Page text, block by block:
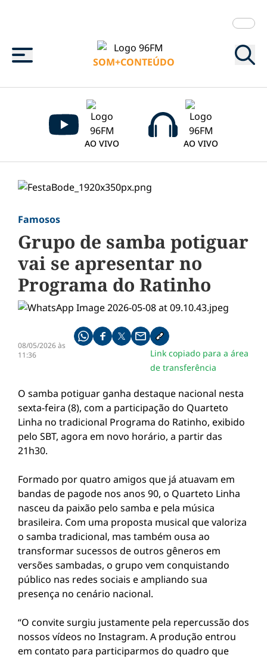
Menu
SOM+CONTEÚDO
AO VIVO AO VIVO
Famosos
Grupo de samba potiguar
vai se apresentar no
Programa do Ratinho
08/05/2026 às
11:36
Compartilhe pelo whatsapp
Compartilhar no facebook
Compartilhar no twitter
Compartilhe pelo email
Copiar link da notícia
Link copiado para a área
de transferência
O samba potiguar ganha destaque nacional nesta
sexta-feira (8), com a participação do Quarteto
Linha no tradicional Programa do Ratinho, exibido
pelo SBT, agora em novo horário, a partir das
21h30.
Formado por quatro amigos que já atuavam em
bandas de pagode nos anos 90, o Quarteto Linha
nasceu da paixão pelo samba e pela música
brasileira. Com uma proposta musical que valoriza
o samba tradicional, mas também ousa ao
transformar sucessos de outros gêneros em
versões sambadas, o grupo vem conquistando
público nas redes sociais e ampliando sua
presença no cenário nacional.
“O convite surgiu justamente pela repercussão dos
nossos vídeos no Instagram. A produção entrou
em contato para participarmos do quadro que